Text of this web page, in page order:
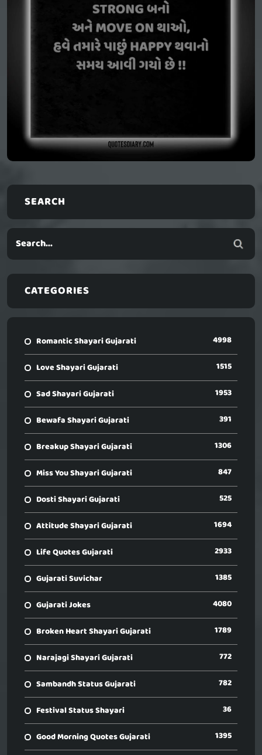
SEARCH
CATEGORIES
Romantic Shayari Gujarati 4998
Love Shayari Gujarati 1515
Sad Shayari Gujarati 1953
Bewafa Shayari Gujarati 391
Breakup Shayari Gujarati 1306
Miss You Shayari Gujarati 847
Dosti Shayari Gujarati 525
Attitude Shayari Gujarati 1694
Life Quotes Gujarati 2933
Gujarati Suvichar 1385
Gujarati Jokes 4080
Broken Heart Shayari Gujarati 1789
Narajagi Shayari Gujarati 772
Sambandh Status Gujarati 782
Festival Status Shayari 36
Good Morning Quotes Gujarati 1395